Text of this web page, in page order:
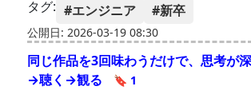
タグ: #エンジニア #新卒
公開日: 2026-03-19 08:30
同じ作品を3回味わうだけで、思考が
→聴く→観る
🔖 1